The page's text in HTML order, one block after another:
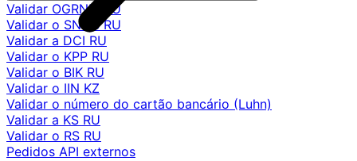
Validar OGRNIP RU
Validar o SNILS RU
Validar a DCI RU
Validar o KPP RU
Validar o BIK RU
Validar o IIN KZ
Validar o número do cartão bancário (Luhn)
Validar a KS RU
Validar o RS RU
Pedidos API externos